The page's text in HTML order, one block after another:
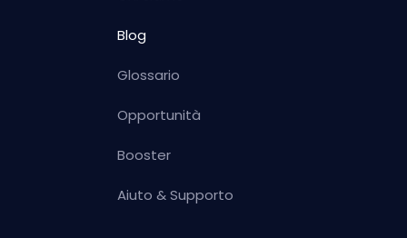
Blog
Glossario
Opportunità
Booster
Aiuto & Supporto